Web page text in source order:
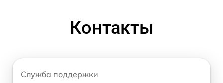
Контакты
Служба поддержки